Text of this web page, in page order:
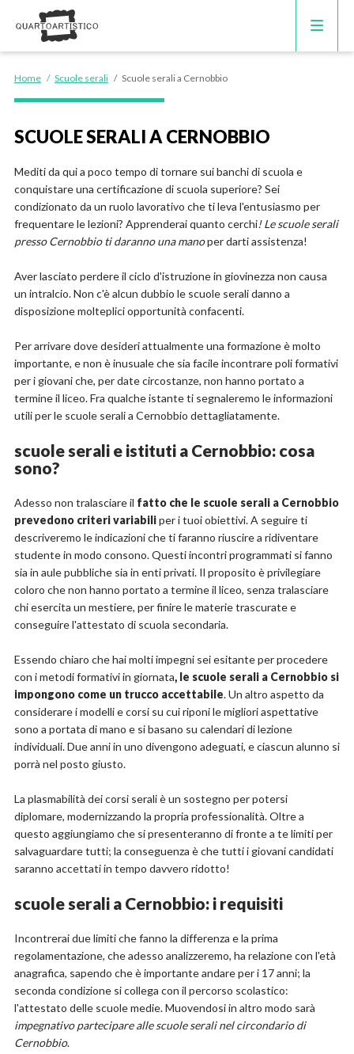
SCUOLE SERALI
Home / Scuole serali / Scuole serali a Cernobbio
SCUOLE SERALI A CERNOBBIO
Mediti da qui a poco tempo di tornare sui banchi di scuola e
conquistare una certificazione di scuola superiore? Sei
condizionato da un ruolo lavorativo che ti leva l'entusiasmo per
frequentare le lezioni? Apprenderai quanto cerchi! Le scuole serali
presso Cernobbio ti daranno una manoper darti assistenza!
Aver lasciato perdere il ciclo d'istruzione in giovinezza non causa
un intralcio. Non c'è alcun dubbio le scuole serali danno a
disposizione molteplici opportunità confacenti.
Per arrivare dove desideri attualmente una formazione è molto
importante, e non è inusuale che sia facile incontrare poli formativi
per i giovani che, per date circostanze, non hanno portato a
termine il liceo. Fra qualche istante ti segnaleremo le informazioni
utili per le scuole serali a Cernobbio dettagliatamente.
scuole serali e istituti a Cernobbio: cosa
sono?
Adesso non tralasciare il fatto che le scuole serali a Cernobbio
prevedono criteri variabiliper i tuoi obiettivi. A seguire ti
descriveremo le indicazioni che ti faranno riuscire a ridiventare
studente in modo consono. Questi incontri programmati si fanno
sia in aule pubbliche sia in enti privati. Il proposito è privilegiare
coloro che non hanno portato a termine il liceo, senza tralasciare
chi esercita un mestiere, per finire le materie trascurate e
conseguire l'attestato di scuola secondaria.
Essendo chiaro che hai molti impegni sei esitante per procedere
con i metodi formativi in giornata, le scuole serali a Cernobbio si
impongono come un trucco accettabile. Un altro aspetto da
considerare i modelli e corsi su cui riponi le migliori aspettative
sono a portata di mano e si basano su calendari di lezione
individuali. Due anni in uno divengono adeguati, e ciascun alunno si
porrà nel posto giusto.
La plasmabilità dei corsi serali è un sostegno per potersi
diplomare, modernizzando la propria professionalità. Oltre a
questo aggiungiamo che si presenteranno di fronte a te limiti per
salvaguardare tutti; la conseguenza è che tutti i giovani candidati
saranno accettati in tempo davvero ridotto!
scuole serali a Cernobbio: i requisiti
Incontrerai due limiti che fanno la differenza e la prima
regolamentazione, che adesso analizzeremo, ha relazione con l'età
anagrafica, sapendo che è importante andare per i 17 anni; la
seconda condizione si collega con il percorso scolastico:
l'attestato delle scuole medie. Muovendosi in altro modo sarà
impegnativo partecipare alle scuole serali nel circondario di
Cernobbio.